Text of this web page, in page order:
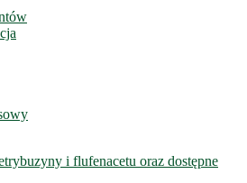
i flufenacetu oraz dostępne